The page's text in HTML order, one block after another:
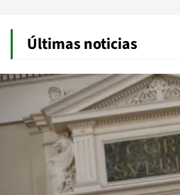
Últimas noticias